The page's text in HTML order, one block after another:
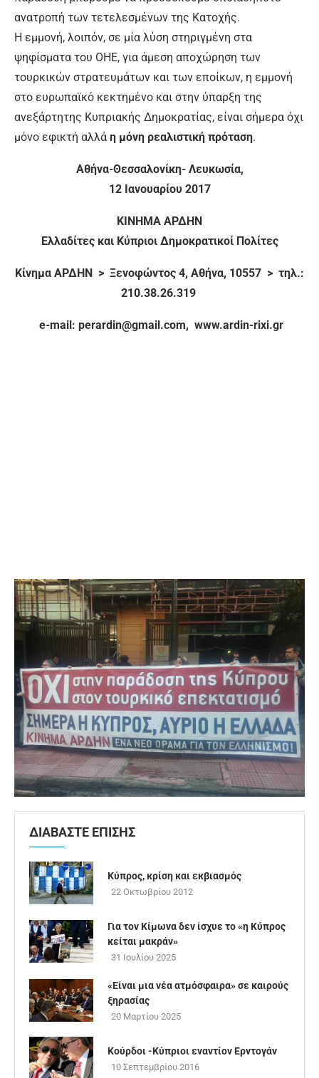
ανατροπή των τετελεσμένων της Κατοχής.
Η εμμονή, λοιπόν, σε μία λύση στηριγμένη στα
ψηφίσματα του ΟΗΕ, για άμεση αποχώρηση των
τουρκικών στρατευμάτων και των εποίκων, η εμμονή
στο ευρωπαϊκό κεκτημένο και στην ύπαρξη της
ανεξάρτητης Κυπριακής Δημοκρατίας, είναι σήμερα όχι
μόνο εφικτή αλλά η μόνη ρεαλιστική πρόταση.
Αθήνα-Θεσσαλονίκη- Λευκωσία,
12 Ιανουαρίου 2017
ΚΙΝΗΜΑ ΑΡΔΗΝ
Ελλαδίτες και Κύπριοι Δημοκρατικοί Πολίτες
Κίνημα ΑΡΔΗΝ > Ξενοφώντος 4, Αθήνα, 10557 > τηλ.:
210.38.26.319
e-mail: perardin@gmail.com, www.ardin-rixi.gr
ΔΙΑΒΑΣΤΕ ΕΠΙΣΗΣ
Κύπρος, κρίση και εκβιασμός
22 Οκτωβρίου 2012
Για τον Κίμωνα δεν ίσχυε το «η Κύπρος
κείται μακράν»
31 Ιουλίου 2025
«Είναι μια νέα ατμόσφαιρα» σε καιρούς
ξηρασίας
20 Μαρτίου 2025
Κούρδοι -Κύπριοι εναντίον Ερντογάν
10 Σεπτεμβρίου 2016